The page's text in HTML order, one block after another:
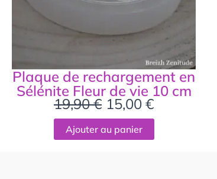
Plaque de rechargement en
Sélénite Fleur de vie 10 cm
19,90€ 15,00 €
Ajouter au panier